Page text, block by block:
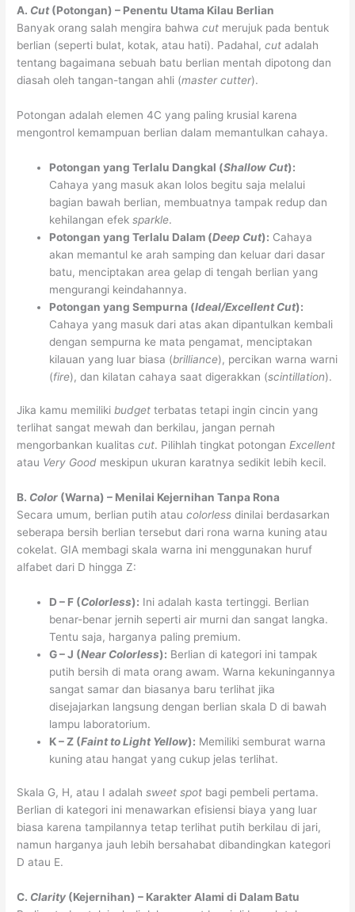
A. Cut(Potongan) – Penentu Utama Kilau Berlian
Banyak orang salah mengira bahwacut merujuk pada bentuk
berlian (seperti bulat, kotak, atau hati). Padahal,cut adalah
tentang bagaimana sebuah batu berlian mentah dipotong dan
diasah oleh tangan-tangan ahli (master cutter).
Potongan adalah elemen 4C yang paling krusial karena
mengontrol kemampuan berlian dalam memantulkan cahaya.
Potongan yang Terlalu Dangkal (Shallow Cut):
Cahaya yang masuk akan lolos begitu saja melalui
bagian bawah berlian, membuatnya tampak redup dan
kehilangan efeksparkle.
Potongan yang Terlalu Dalam (Deep Cut): Cahaya
akan memantul ke arah samping dan keluar dari dasar
batu, menciptakan area gelap di tengah berlian yang
mengurangi keindahannya.
Potongan yang Sempurna (Ideal/Excellent Cut):
Cahaya yang masuk dari atas akan dipantulkan kembali
dengan sempurna ke mata pengamat, menciptakan
kilauan yang luar biasa (brilliance), percikan warna warni
(fire), dan kilatan cahaya saat digerakkan (scintillation).
Jika kamu memiliki budget terbatas tetapi ingin cincin yang
terlihat sangat mewah dan berkilau, jangan pernah
mengorbankan kualitascut. Pilihlah tingkat potongan Excellent
atau Very Good meskipun ukuran karatnya sedikit lebih kecil.
B. Color (Warna) – Menilai Kejernihan Tanpa Rona
Secara umum, berlian putih ataucolorless dinilai berdasarkan
seberapa bersih berlian tersebut dari rona warna kuning atau
cokelat. GIA membagi skala warna ini menggunakan huruf
alfabet dari D hingga Z:
D – F (Colorless): Ini adalah kasta tertinggi. Berlian
benar-benar jernih seperti air murni dan sangat langka.
Tentu saja, harganya paling premium.
G – J (Near Colorless): Berlian di kategori ini tampak
putih bersih di mata orang awam. Warna kekuningannya
sangat samar dan biasanya baru terlihat jika
disejajarkan langsung dengan berlian skala D di bawah
lampu laboratorium.
K – Z (Faint to Light Yellow): Memiliki semburat warna
kuning atau hangat yang cukup jelas terlihat.
Skala G, H, atau I adalahsweet spot bagi pembeli pertama.
Berlian di kategori ini menawarkan efisiensi biaya yang luar
biasa karena tampilannya tetap terlihat putih berkilau di jari,
namun harganya jauh lebih bersahabat dibandingkan kategori
D atau E.
C. Clarity (Kejernihan) – Karakter Alami di Dalam Batu